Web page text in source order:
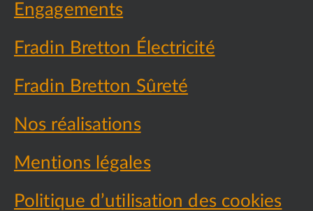
Engagements
Fradin Bretton Électricité
Fradin Bretton Sûreté
Nos réalisations
Mentions légales
Politique d’utilisation des cookies